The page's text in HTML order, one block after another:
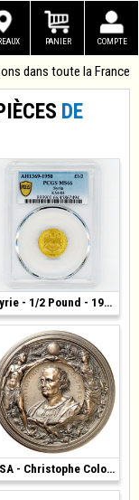
COMPTE
PANIER
dans toute la France
DE
Syrie - 1/2 Pound - 1950
1 300 €
USA - Christophe Colomb - Bronze 1892
2 100 €